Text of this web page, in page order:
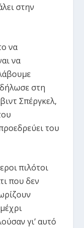
στην
να
να
στη
Σπέργκελ,
του
πιλότοι
που δεν
γι’ αυτό